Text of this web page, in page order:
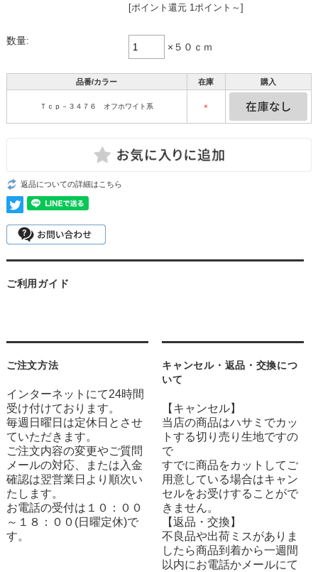
[ポイント還元 1ポイント～]
数量:
×５０ｃｍ
品番/カラー 在庫 購入
Ｔｃｐ－３４７６ オフホワイト系 ×
返品についての詳細はこちら
ご利用ガイド
ご注文方法
インターネットにて24時間
受け付けております。
毎週日曜日は定休日とさせ
ていただきます。
ご注文内容の変更やご質問
メールの対応、または入金
確認は翌営業日より順次い
たします。
お電話の受付は１０：００
～１８：００(日曜定休)で
す。
キャンセル・返品・交換につ
いて
【キャンセル】
当店の商品はハサミでカッ
トする切り売り生地ですの
で
すでに商品をカットしてご
用意している場合はキャン
セルをお受けすることがで
きません。
【返品・交換】
不良品や出荷ミスがありま
したら商品到着から一週間
以内にお電話かメールにて